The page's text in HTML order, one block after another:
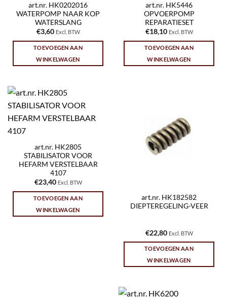
art.nr. HK0202016
WATERPOMP NAAR KOP
WATERSLANG
€3,60 Excl. BTW
TOEVOEGEN AAN
WINKELWAGEN
art.nr. HK5446
OPVOERPOMP
REPARATIESET
€18,10 Excl. BTW
TOEVOEGEN AAN
WINKELWAGEN
art.nr. HK2805
STABILISATOR VOOR
HEFARM VERSTELBAAR
4107
€23,40 Excl. BTW
TOEVOEGEN AAN
WINKELWAGEN
art.nr. HK182582
DIEPTEREGELING-VEER
€22,80 Excl. BTW
TOEVOEGEN AAN
WINKELWAGEN